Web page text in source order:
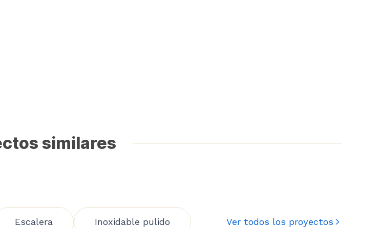
similares
Escalera Inoxidable pulido Ver todos los proyectos